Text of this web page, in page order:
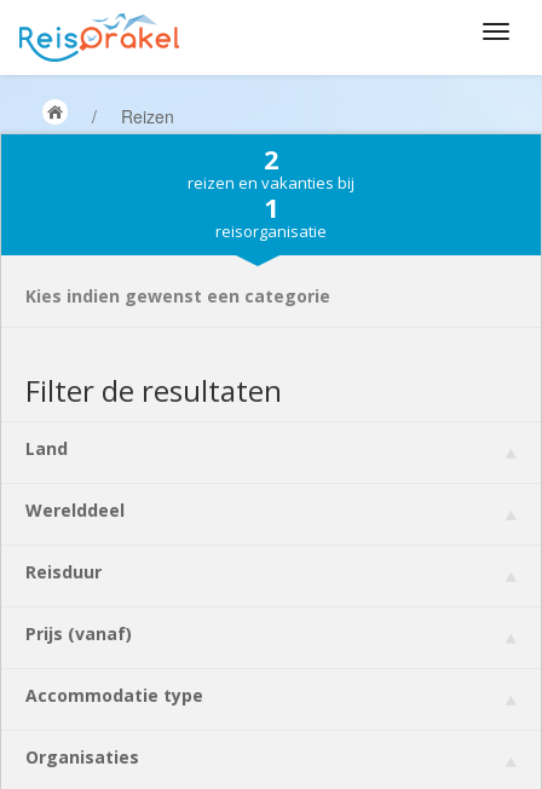
/ Reizen
2
reizen en vakanties bij
1
reisorganisatie
Kies indien gewenst een categorie
Filter de resultaten
Land
Werelddeel
Reisduur
Prijs (vanaf)
Accommodatie type
Organisaties